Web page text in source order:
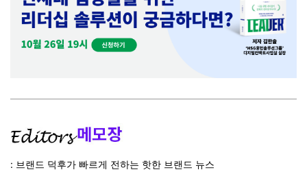
: 브랜드 덕후가 빠르게 전하는 핫한 브랜드 뉴스